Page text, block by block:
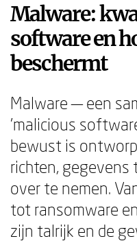
Malware:
software en
beschermt
Malware — een
'malicious
bewust is
richten,
over te nemen.
tot ransomware
zijn talrijk en de